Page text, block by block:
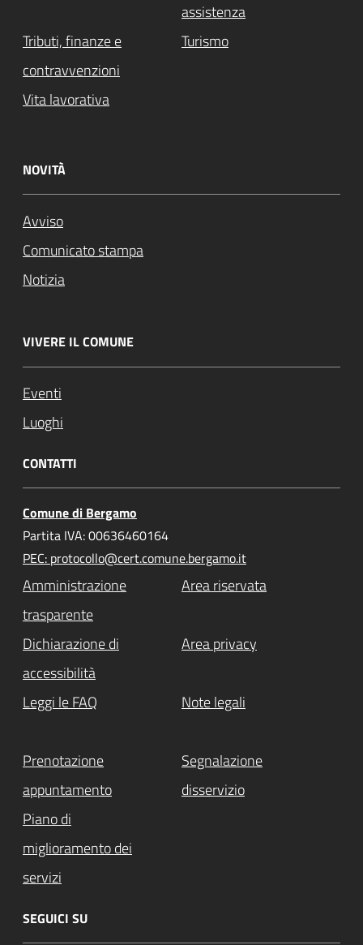
assistenza
Tributi, finanze e
contravvenzioni
Turismo
Vita lavorativa
NOVITÀ
Avviso
Comunicato stampa
Notizia
VIVERE IL COMUNE
Eventi
Luoghi
CONTATTI
Comune di Bergamo
Partita IVA: 00636460164
PEC: protocollo@cert.comune.bergamo.it
Amministrazione
trasparente
Area riservata
Dichiarazione di
accessibilità
Area privacy
Leggi le FAQ Note legali
Prenotazione
appuntamento
Segnalazione
disservizio
Piano di
miglioramento dei
servizi
SEGUICI SU